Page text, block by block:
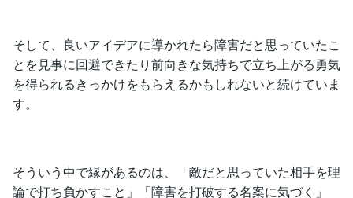
そして、良いアイデアに導かれたら障害だと思っていたこ
とを見事に回避できたり前向きな気持ちで立ち上がる勇気
を得られるきっかけをもらえるかもしれないと続けていま
す。
そういう中で縁があるのは、「敵だと思っていた相手を理
論で打ち負かすこと」「障害を打破する名案に気づく」